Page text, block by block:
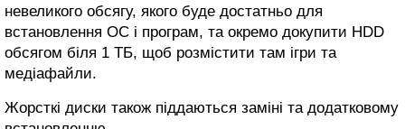
невеликого обсягу, якого буде достатньо для
встановлення ОС і програм, та окремо докупити HDD
обсягом біля 1 ТБ, щоб розмістити там ігри та
медіафайли.
Жорсткі диски також піддаються заміні та додатковому